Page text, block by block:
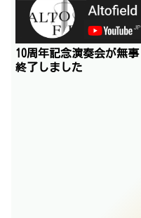
10周年記念演奏会が無事
終了しました